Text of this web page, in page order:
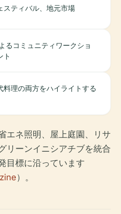
スティバル、地元市場
るコミュニティワークショ
ト
理の両方をハイライトする
エネ照明、屋上庭園、リサ
リーンイニシアチブを統合
目標に沿っています
）。